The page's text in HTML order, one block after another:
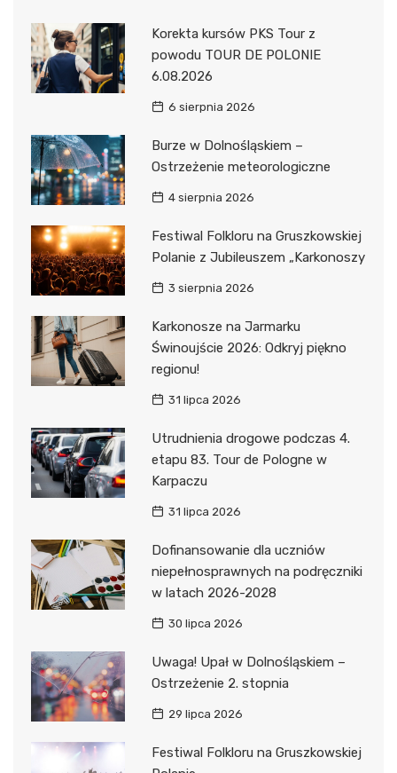
Korekta kursów PKS Tour z
powodu TOUR DE POLONIE
6.08.2026
6 sierpnia 2026
Burze w Dolnośląskiem –
Ostrzeżenie meteorologiczne
4 sierpnia 2026
Festiwal Folkloru na Gruszkowskiej
Polanie z Jubileuszem „Karkonoszy
3 sierpnia 2026
Karkonosze na Jarmarku
Świnoujście 2026: Odkryj piękno
regionu!
31 lipca 2026
Utrudnienia drogowe podczas 4.
etapu 83. Tour de Pologne w
Karpaczu
31 lipca 2026
Dofinansowanie dla uczniów
niepełnosprawnych na podręczniki
w latach 2026-2028
30 lipca 2026
Uwaga! Upał w Dolnośląskiem –
Ostrzeżenie 2. stopnia
29 lipca 2026
Festiwal Folkloru na Gruszkowskiej